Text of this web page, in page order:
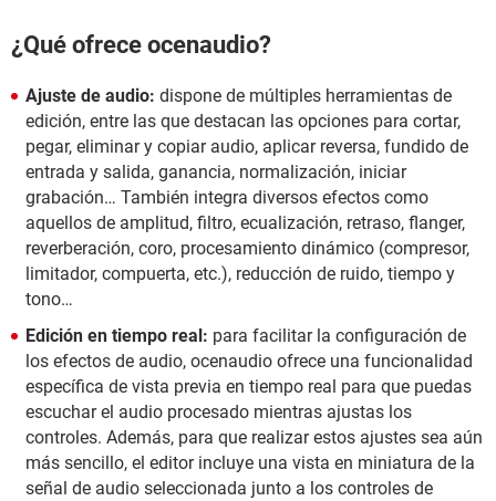
¿Qué ofrece ocenaudio?
Ajuste de audio: dispone de múltiples herramientas de
edición, entre las que destacan las opciones para cortar,
pegar, eliminar y copiar audio, aplicar reversa, fundido de
entrada y salida, ganancia, normalización, iniciar
grabación… También integra diversos efectos como
aquellos de amplitud, filtro, ecualización, retraso, flanger,
reverberación, coro, procesamiento dinámico (compresor,
limitador, compuerta, etc.), reducción de ruido, tiempo y
tono…
Edición en tiempo real: para facilitar la configuración de
los efectos de audio, ocenaudio ofrece una funcionalidad
específica de vista previa en tiempo real para que puedas
escuchar el audio procesado mientras ajustas los
controles. Además, para que realizar estos ajustes sea aún
más sencillo, el editor incluye una vista en miniatura de la
señal de audio seleccionada junto a los controles de